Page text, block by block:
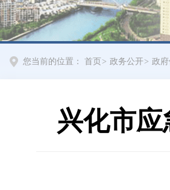
您当前的位置： 首页 > 政务公开> 政
兴化市